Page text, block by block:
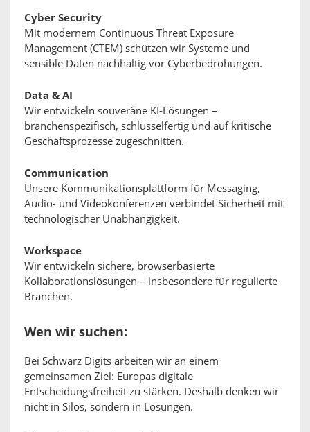
Cyber Security
Mit modernem Continuous Threat Exposure
Management (CTEM) schützen wir Systeme und
sensible Daten nachhaltig vor Cyberbedrohungen.
Data & AI
Wir entwickeln souveräne KI-Lösungen –
branchenspezifisch, schlüsselfertig und auf kritische
Geschäftsprozesse zugeschnitten.
Communication
Unsere Kommunikationsplattform für Messaging,
Audio- und Videokonferenzen verbindet Sicherheit mit
technologischer Unabhängigkeit.
Workspace
Wir entwickeln sichere, browserbasierte
Kollaborationslösungen – insbesondere für regulierte
Branchen.
Wen wir suchen:
Bei Schwarz Digits arbeiten wir an einem
gemeinsamen Ziel: Europas digitale
Entscheidungsfreiheit zu stärken. Deshalb denken wir
nicht in Silos, sondern in Lösungen.